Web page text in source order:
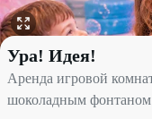
Аренда игровой
Ура! Идея!
Аренда игровой
шоколадным фонтаном